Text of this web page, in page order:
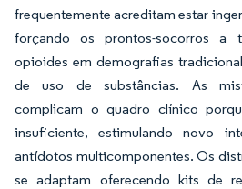
frequentemente acreditam estar
forçando os prontos-socorros a
opioides em demografias
de uso de substâncias. As
complicam o quadro clínico
insuficiente, estimulando novo
antídotos multicomponentes. Os
se adaptam oferecendo kits de